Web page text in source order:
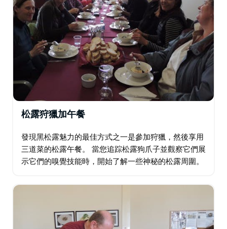
松露狩獵加午餐
發現黑松露魅力的最佳方式之一是參加狩獵，然後享用
三道菜的松露午餐。 當您追踪松露狗爪子並觀察它們展
示它們的嗅覺技能時，開始了解一些神秘的松露周圍。
藏。然後，您將能夠參與發掘這顆黑色寶石。 狩獵結束